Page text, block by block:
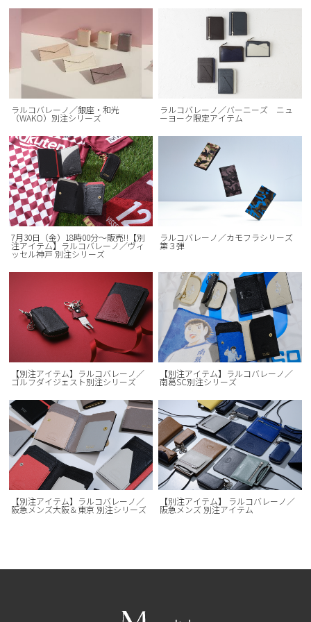
ラルコバレーノ／銀座・和光
（WAKO）別注シリーズ
ラルコバレーノ／バーニーズ ニュ
ーヨーク限定アイテム
7月30日（金）18時00分～販売‼【別
注アイテム】ラルコバレーノ／ヴィ
ッセル神戸 別注シリーズ
ラルコバレーノ／カモフラシリーズ
第３弾
【別注アイテム】ラルコバレーノ／
ゴルフダイジェスト別注シリーズ
【別注アイテム】ラルコバレーノ／
南葛SC別注シリーズ
【別注アイテム】ラルコバレーノ／
阪急メンズ大阪＆東京 別注シリーズ
【別注アイテム】 ラルコバレーノ／
阪急メンズ 別注アイテム